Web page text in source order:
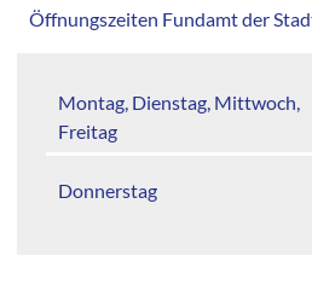
Öffnungszeiten Fundamt der
Montag, Dienstag, Mittwoch,
Freitag
Donnerstag